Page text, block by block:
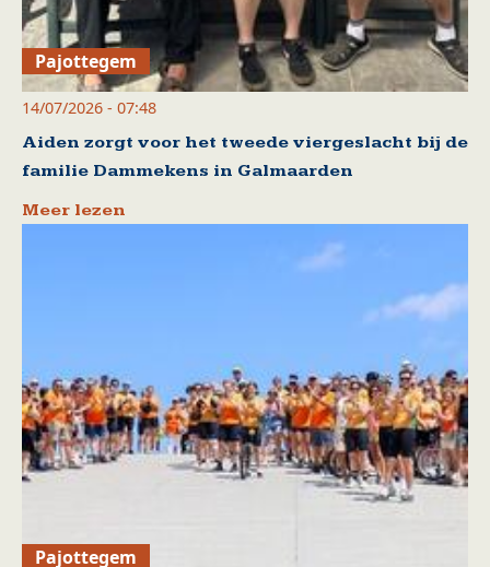
Pajottegem
14/07/2026 - 07:48
Aiden zorgt voor het tweede viergeslacht bij de
familie Dammekens in Galmaarden
Meer lezen
Pajottegem